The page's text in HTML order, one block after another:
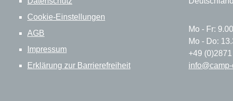
Cookie-Einstellungen
AGB
Impressum
Erklärung zur Barrierefreiheit
Mo - Fr:
Mo - Do:
+49 (0)2871